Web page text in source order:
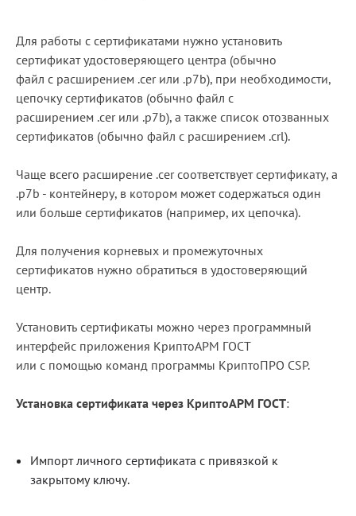
Блог
Документация
Получить КЭП
Магазин
Полная версия сайта
Для работы с сертификатами нужно установить
сертификат удостоверяющего центра (обычно
файл с расширением .cer или .p7b), при необходимости,
цепочку сертификатов (обычно файл с
расширением .cer или .p7b), а также список отозванных
сертификатов (обычно файл с расширением .crl).
Чаще всего расширение .cer соответствует сертификату, а
.p7b - контейнеру, в котором может содержаться один
или больше сертификатов (например, их цепочка).
Для получения корневых и промежуточных
сертификатов нужно обратиться в удостоверяющий
центр.
Установить сертификаты можно через программный
интерфейс приложения КриптоАРМ ГОСТ
или с помощью команд программы КриптоПРО CSP.
Установка сертификата через КриптоАРМ ГОСТ:
Импорт личного сертификата с привязкой к
закрытому ключу.